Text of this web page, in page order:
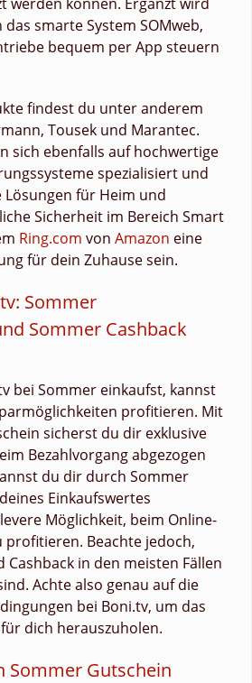
smarte System SOMweb,
bequem per App steuern
findest du unter anderem
Tousek und Marantec.
sich ebenfalls auf hochwertige
spezialisiert und
für Heim und
Sicherheit im Bereich Smart
Ring.com von Amazon eine
für dein Zuhause sein.
Sommer
Sommer Cashback
bei Sommer einkaufst, kannst
profitieren. Mit
sicherst du dir exklusive
Bezahlvorgang abgezogen
du dir durch Sommer
Einkaufswertes
Möglichkeit, beim Online-
Beachte jedoch,
Cashback in den meisten Fällen
Achte also genau auf die
bei Boni.tv, um das
dich herauszuholen.
Sommer Gutschein